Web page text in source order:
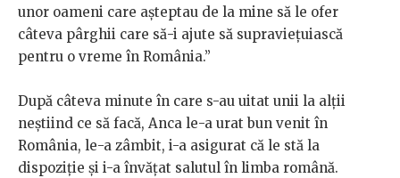
unor oameni care așteptau de la mine să le ofer
câteva pârghii care să-i ajute să supraviețuiască
pentru o vreme în România.”
După câteva minute în care s-au uitat unii la alții
neștiind ce să facă, Anca le-a urat bun venit în
România, le-a zâmbit, i-a asigurat că le stă la
dispoziție și i-a învățat salutul în limba română.